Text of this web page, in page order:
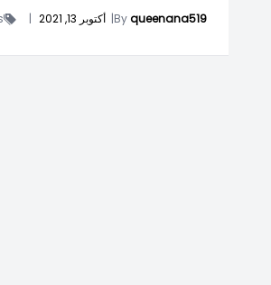
Byqueenana519
| أكتوبر 13, 2021 |